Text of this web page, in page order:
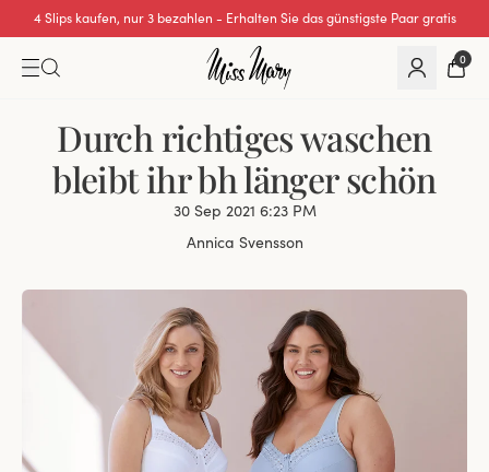
Wir übernehmen alle Einfuhrzölle für Bestellungen aus der Schweiz.
0
Durch richtiges waschen
bleibt ihr bh länger schön
30 Sep 2021 6:23 PM
Annica Svensson